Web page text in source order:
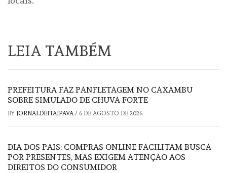
LEIA TAMBÉM
PREFEITURA FAZ PANFLETAGEM NO CAXAMBU
SOBRE SIMULADO DE CHUVA FORTE
BY JORNALDEITAIPAVA/ 6 DE AGOSTO DE 2026
DIA DOS PAIS: COMPRAS ONLINE FACILITAM BUSCA
POR PRESENTES, MAS EXIGEM ATENÇÃO AOS
DIREITOS DO CONSUMIDOR